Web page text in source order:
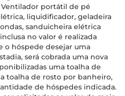
portátil de pé
liquidificador, geladeira
sanduicheira elétrica
no valor é realizada
o hóspede desejar uma
será cobrada uma nova
uma toalha de
toalha de rosto por banheiro,
de hóspedes indicada.